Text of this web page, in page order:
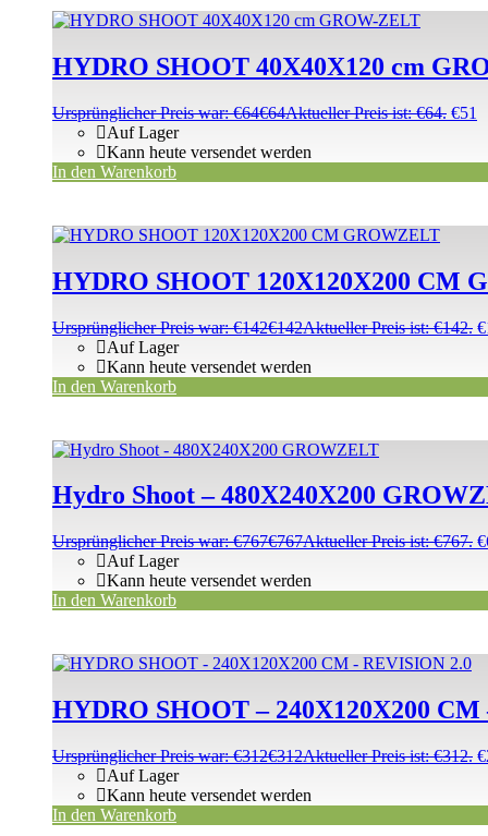
HYDRO SHOOT 40X40X120 cm
Ursprünglicher Preis war: €64€64Aktueller Preis ist: €64. €51
Auf Lager
Kann heute versendet werden
In den Warenkorb
HYDRO SHOOT 120X120X200 CM
Ursprünglicher Preis war: €142€142Aktueller Preis ist: €142. €
Auf Lager
Kann heute versendet werden
In den Warenkorb
Hydro Shoot – 480X240X200
Ursprünglicher Preis war: €767€767Aktueller Preis ist: €767. €
Auf Lager
Kann heute versendet werden
In den Warenkorb
HYDRO SHOOT – 240X120X200
Ursprünglicher Preis war: €312€312Aktueller Preis ist: €312. €
Auf Lager
Kann heute versendet werden
In den Warenkorb